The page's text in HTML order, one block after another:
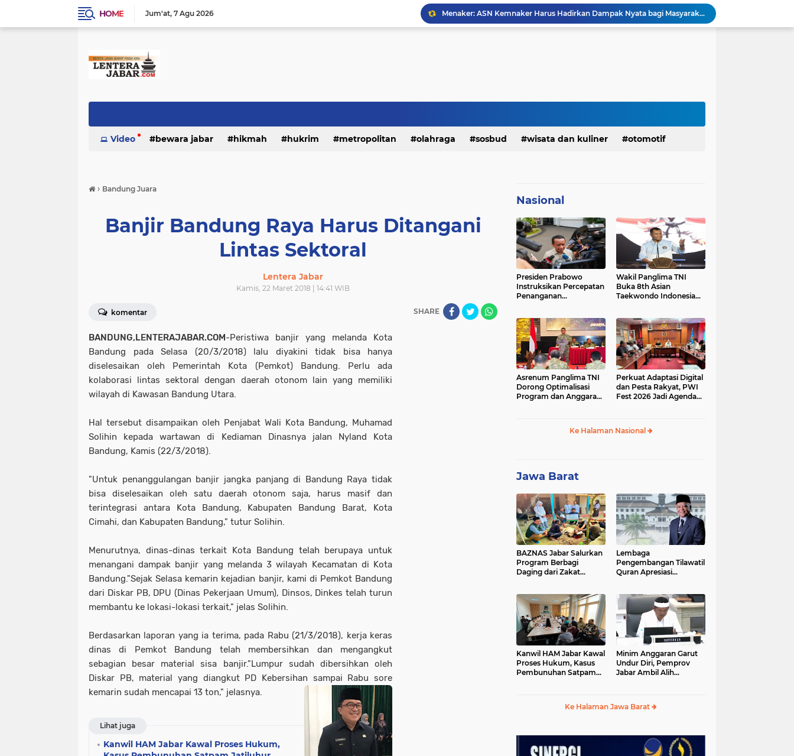
HOME Jum'at 7 Agu 2026
DPRD dan Gubernur Jawa Barat Menyepakati Rancangan KUA-PPAS APBD Tahun Anggaran 2027
Pemkot Siapkan 100 Armada Pengangkut Sampah Bila TPPAS Legok Nangka Beroperasi
KDM Fokus Rampungkan Pemenuhan Layanan Dasar dan Konektivitas Wilayah pada 2027
Video bewara jabar hikmah hukrim metropolitan olahraga sosbud wisata dan kuliner otomotif
› Bandung Juara
Banjir Bandung Raya Harus Ditangani
Lintas Sektoral
Lentera Jabar
Kamis, 22 Maret 2018 | 14:41 WIB
komentar SHARE
BANDUNG,LENTERAJABAR.COM-Peristiwa banjir yang melanda Kota
Bandung pada Selasa (20/3/2018) lalu diyakini tidak bisa hanya
diselesaikan oleh Pemerintah Kota (Pemkot) Bandung. Perlu ada
kolaborasi lintas sektoral dengan daerah otonom lain yang memiliki
wilayah di Kawasan Bandung Utara.
Hal tersebut disampaikan oleh Penjabat Wali Kota Bandung, Muhamad
Solihin kepada wartawan di Kediaman Dinasnya jalan Nyland Kota
Bandung, Kamis (22/3/2018).
"Untuk penanggulangan banjir jangka panjang di Bandung Raya tidak
bisa diselesaikan oleh satu daerah otonom saja, harus masif dan
terintegrasi antara Kota Bandung, Kabupaten Bandung Barat, Kota
Cimahi, dan Kabupaten Bandung," tutur Solihin.
Menurutnya, dinas-dinas terkait Kota Bandung telah berupaya untuk
menangani dampak banjir yang melanda 3 wilayah Kecamatan di Kota
Bandung."Sejak Selasa kemarin kejadian banjir, kami di Pemkot Bandung
dari Diskar PB, DPU (Dinas Pekerjaan Umum), Dinsos, Dinkes telah turun
membantu ke lokasi-lokasi terkait," jelas Solihin.
Berdasarkan laporan yang ia terima, pada Rabu (21/3/2018), kerja keras
dinas di Pemkot Bandung telah membersihkan dan mengangkut
sebagian besar material sisa banjir."Lumpur sudah dibersihkan oleh
Diskar PB, material yang diangkut PD Kebersihan sampai Rabu sore
kemarin sudah mencapai 13 ton," jelasnya.
Lihat juga
Kanwil HAM Jabar Kawal Proses Hukum,
Nasional
Presiden Prabowo
Instruksikan Percepatan
Penanganan
BBM
Wakil Panglima TNI
Buka 8th Asian
Taekwondo Indonesia
Asrenum Panglima TNI
Dorong Optimalisasi
Program dan Anggaran
Perkuat Adaptasi Digital
dan Pesta Rakyat, PWI
Fest 2026 Jadi Agenda
Ke Halaman Nasional
Jawa Barat
BAZNAS Jabar Salurkan
Program Berbagi
Daging dari Zakat
Purwakarta
Lembaga
Pengembangan Tilawatil
Quran Apresiasi
Langsung MTQ Jabar
Kanwil HAM Jabar Kawal
Proses Hukum, Kasus
Pembunuhan Satpam
Minim Anggaran Garut
Undur Diri, Pemprov
Jabar Ambil Alih
Ke Halaman Jawa Barat